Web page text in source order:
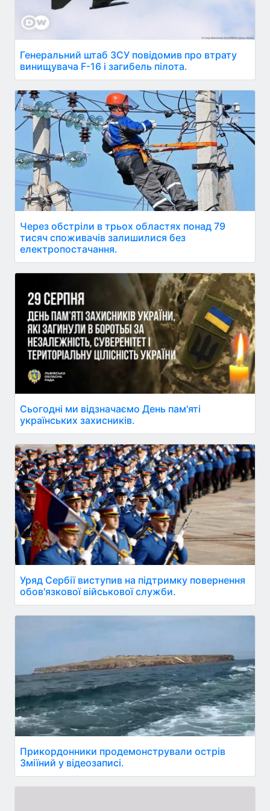
Генеральний штаб ЗСУ повідомив про втрату
винищувача F-16 і загибель пілота.
Через обстріли в трьох областях понад 79
тисяч споживачів залишилися без
електропостачання.
Сьогодні ми відзначаємо День пам'яті
українських захисників.
Уряд Сербії виступив на підтримку повернення
обов'язкової військової служби.
Прикордонники продемонстрували острів
Зміїний у відеозаписі.